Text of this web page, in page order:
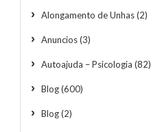
Alongamento de Unhas(2)
Anuncios(3)
Autoajuda – Psicologia (82)
Blog(600)
Blog(2)